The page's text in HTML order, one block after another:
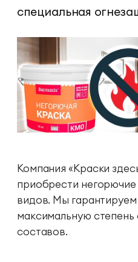
специальная
Компания «Краски
приобрести
видов. Мы
максимальную степень
составов.